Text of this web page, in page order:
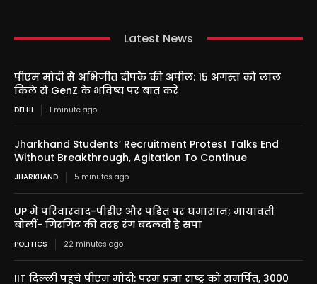
Latest News
पीएम मोदी से अभिजीत दीपके की अपील: 15 अगस्त को लाल
किले से GenZ के भविष्य पर बात करें
DELHI 1 minute ago
Jharkhand Students’ Recruitment Protest Talks End
Without Breakthrough, Agitation To Continue
JHARKHAND 5 minutes ago
UP में परिवारवाद-पीडीए और पंडित पर घमासान; मायावती
बोलीं- गिरगिट की तरह रंग बदलती है सपा
POLITICS 22 minutes ago
IIT दिल्ली पहुंचे पीएम मोदी: परम प्रज्ञा राष्ट्र को समर्पित, 3000